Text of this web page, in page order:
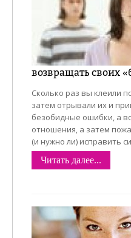
возвращать своих
Сколько раз вы клеили
затем отрывали их и
безобидные ошибки, а
отношения, а затем
(и нужно ли) исправить
Читать далее...